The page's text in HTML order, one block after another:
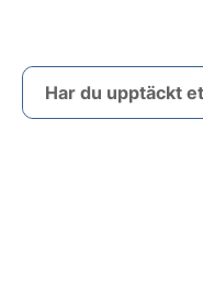
Har du upptäckt